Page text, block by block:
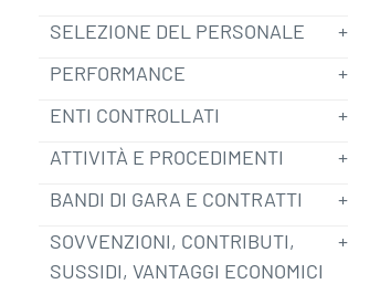
SELEZIONE DEL PERSONALE
PERFORMANCE
ENTI CONTROLLATI
ATTIVITÀ E PROCEDIMENTI
BANDI DI GARA E CONTRATTI
SOVVENZIONI, CONTRIBUTI,
SUSSIDI, VANTAGGI ECONOMICI